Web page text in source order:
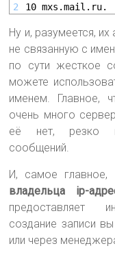
2
10 mxs.mail.ru.
Ну и, разумеется,
не связанную с
по сути жесткое
можете
именем. Главное,
очень много
её нет, резко
сообщений.
И, самое главное,
владельца ip-
предоставляет
создание записи
или через